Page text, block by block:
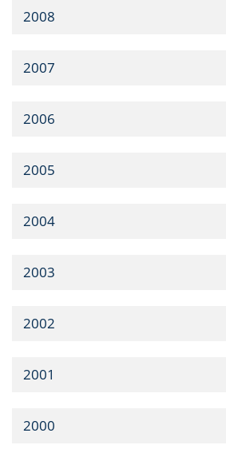
2008
2007
2006
2005
2004
2003
2002
2001
2000